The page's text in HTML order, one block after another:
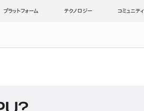
プラットフォーム テクノロジー コミュニティ